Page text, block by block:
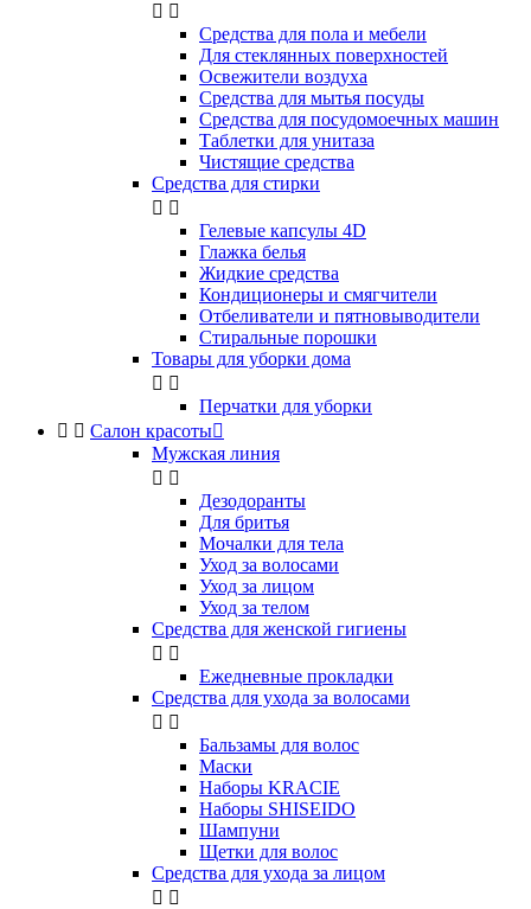
 
Cредства для пола и мебели
Для стеклянных поверхностей
Освежители воздуха
Средства для мытья посуды
Средства для посудомоечных машин
Таблетки для унитаза
Чистящие средства
Средства для стирки
 
Гелевые капсулы 4D
Глажка белья
Жидкие средства
Кондиционеры и смягчители
Отбеливатели и пятновыводители
Стиральные порошки
Товары для уборки дома
 
Перчатки для уборки
  Салон красоты
Мужская линия
 
Дезодоранты
Для бритья
Мочалки для тела
Уход за волосами
Уход за лицом
Уход за телом
Средства для женской гигиены
 
Ежедневные прокладки
Средства для ухода за волосами
 
Бальзамы для волос
Маски
Наборы KRACIE
Наборы SHISEIDO
Шампуни
Щетки для волос
Средства для ухода за лицом
 